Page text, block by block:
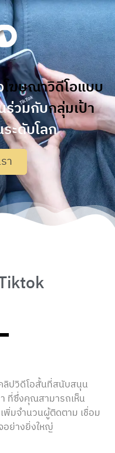
โฆษณาวิดีโอแบบ
ร่วมกับกลุ่มเป้า
ระดับโลก
า
ลิปวิดีโอสั้นที่สนับสนุน
ที่ซึ่งคุณสามารถเห็น
พิ่มจำนวนผู้ติดตาม เชื่อม
อย่างยิ่งใหญ่